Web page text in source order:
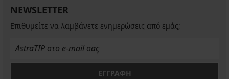
Μπαμπού
σοσόνια
Milena
προσφορά
2+1
NEWSLETTER
Επιθυμείτε να λαμβάνετε ενημερώσεις από εμάς;
ΕΓΓΡΑΦΗ